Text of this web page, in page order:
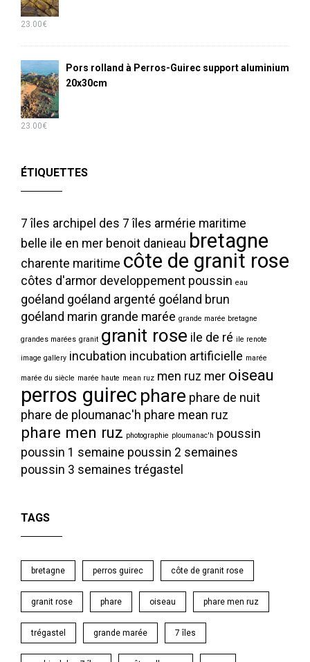
23.00€
Pors rolland à Perros-Guirec support aluminium
20x30cm
23.00€
ÉTIQUETTES
7 îles archipel des 7 îles armérie maritime
belle ile en mer benoit danieau bretagne
charente maritime côte de granit rose
côtes d'armor developpement poussin eau
goéland goéland argenté goéland brun
goéland marin grande marée grande marée bretagne
grandes marées granit granit rose ile de ré ile renote
image gallery incubation incubation artificielle marée
marée du siècle marée haute mean ruz men ruz mer oiseau
perros guirec phare phare de nuit
phare de ploumanac'h phare mean ruz
phare men ruz photographie ploumanac'h poussin
poussin 1 semaine poussin 2 semaines
poussin 3 semaines trégastel
TAGS
bretagne perros guirec côte de granit rose
granit rose phare oiseau phare men ruz
trégastel grande marée 7 îles